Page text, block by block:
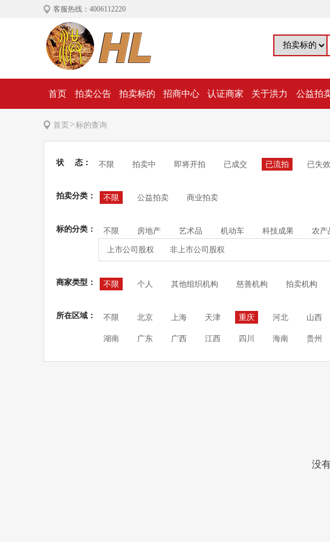
客服热线：4006112220
首页 拍卖公告 拍卖标的 招商中心 认证商家 关于洪力 公益拍
首页>标的查询
状 态： 不限 拍卖中 即将开拍 已成交 已流拍 已失效
拍卖分类： 不限 公益拍卖 商业拍卖
标的分类： 不限 房地产 艺术品 机动车 科技成果 农产
上市公司股权 非上市公司股权
商家类型： 不限 个人 其他组织机构 慈善机构 拍卖机构
所在区域： 不限 北京 上海 天津 重庆 河北 山西
湖南 广东 广西 江西 四川 海南 贵州
没